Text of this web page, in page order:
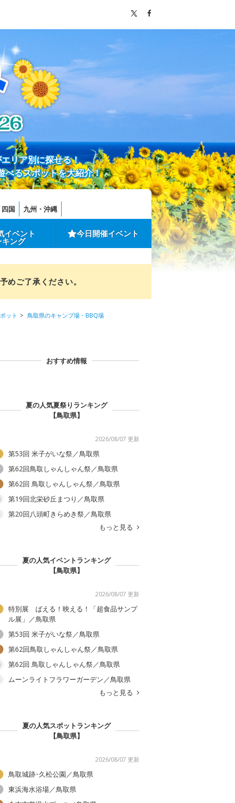
リア別に探せる！
べるスポットを大紹介！
四国 九州・沖縄
イベント
ング
今日開催イベント
めご了承ください。
ット
鳥取県のキャンプ場・BBQ場
おすすめ情報
夏の人気夏祭りランキング
【鳥取県】
2026/08/07 更新
第53回 米子がいな祭／鳥取県
第62回鳥取しゃんしゃん祭／鳥取県
第62回 鳥取しゃんしゃん祭／鳥取県
第19回北栄砂丘まつり／鳥取県
第20回八頭町きらめき祭／鳥取県
もっと見る
夏の人気イベントランキング
【鳥取県】
2026/08/07 更新
特別展 ばえる！映える！「超食品サンプ
ル展」／鳥取県
第53回 米子がいな祭／鳥取県
第62回鳥取しゃんしゃん祭／鳥取県
第62回 鳥取しゃんしゃん祭／鳥取県
ムーンライトフラワーガーデン／鳥取県
もっと見る
夏の人気スポットランキング
【鳥取県】
2026/08/07 更新
鳥取城跡･久松公園／鳥取県
東浜海水浴場／鳥取県